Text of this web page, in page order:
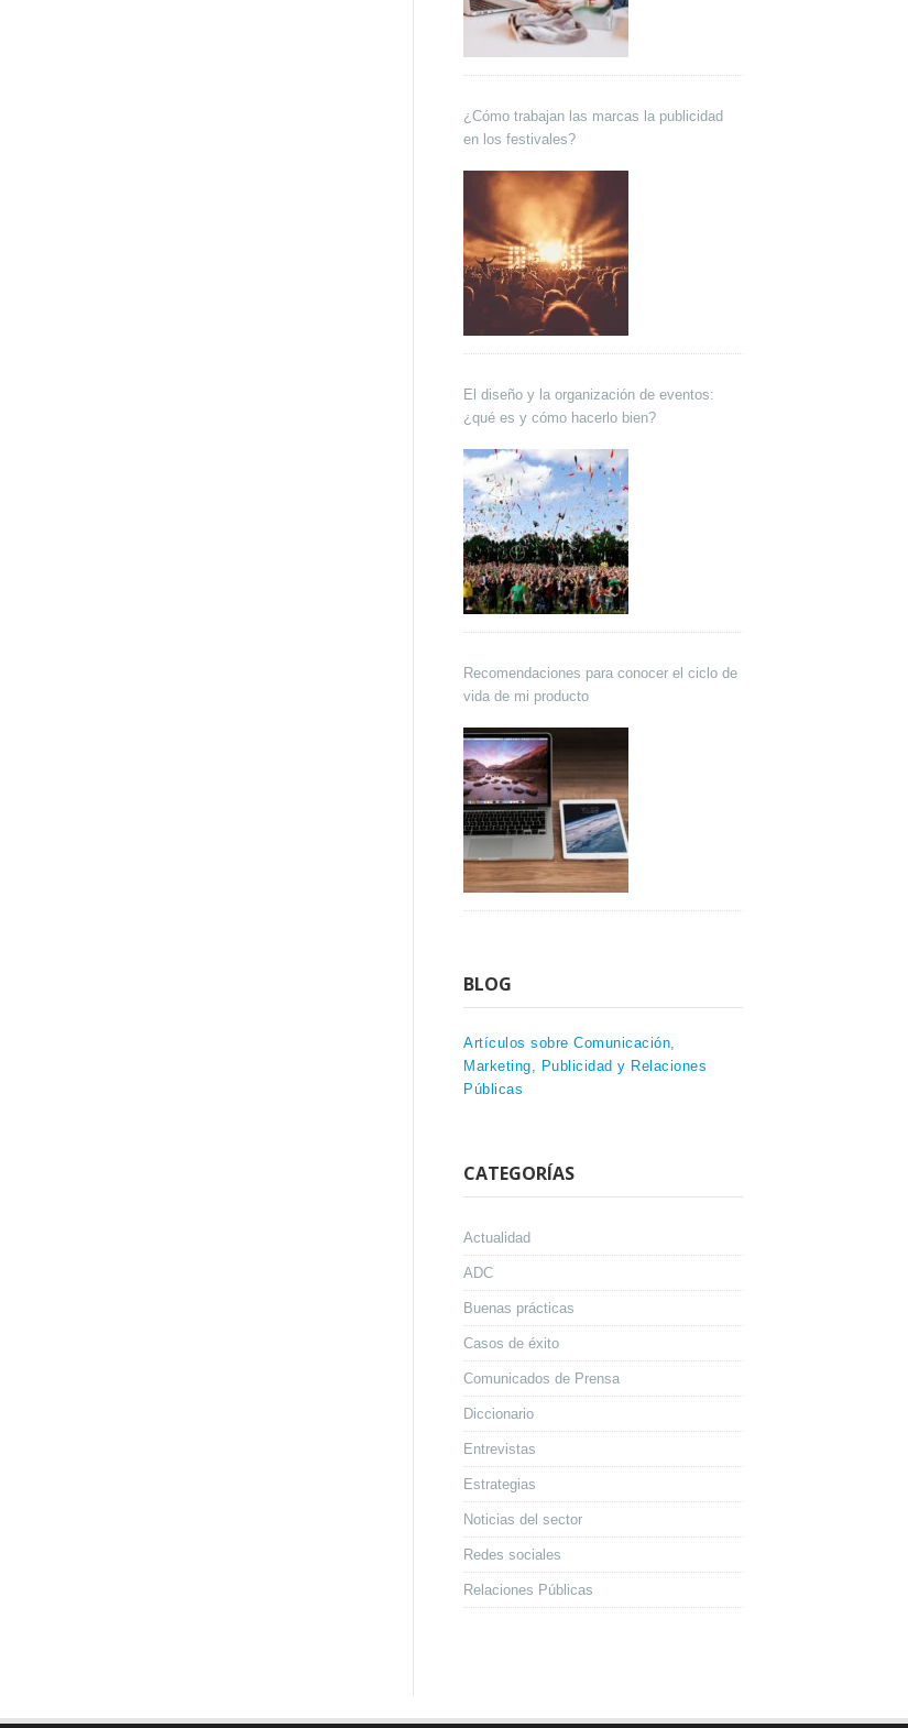
¿Cómo trabajan las marcas la publicidad
en los festivales?
El diseño y la organización de eventos:
¿qué es y cómo hacerlo bien?
Recomendaciones para conocer el ciclo de
vida de mi producto
BLOG
Artículos sobre Comunicación,
Marketing, Publicidad y Relaciones
Públicas
CATEGORÍAS
Actualidad
ADC
Buenas prácticas
Casos de éxito
Comunicados de Prensa
Diccionario
Entrevistas
Estrategias
Noticias del sector
Redes sociales
Relaciones Públicas